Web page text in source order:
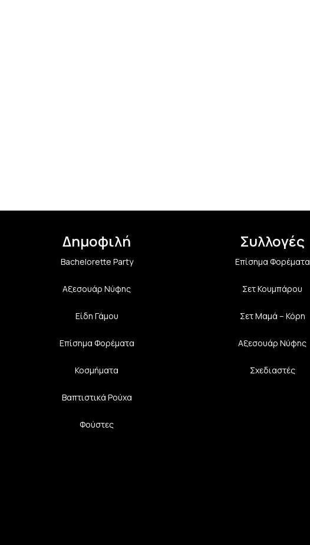
Δημοφιλή
Bachelorette Party
Αξεσουάρ Νύφης
Είδη Γάμου
Επίσημα Φορέματα
Κοσμήματα
Βαπτιστικά Ρούχα
Φούστες
Συλλογές
Επίσημα Φορέματα
Σετ Κουμπάρου
Σετ Μαμά – Κόρη
Αξεσουάρ Νύφης
Σχεδιαστές